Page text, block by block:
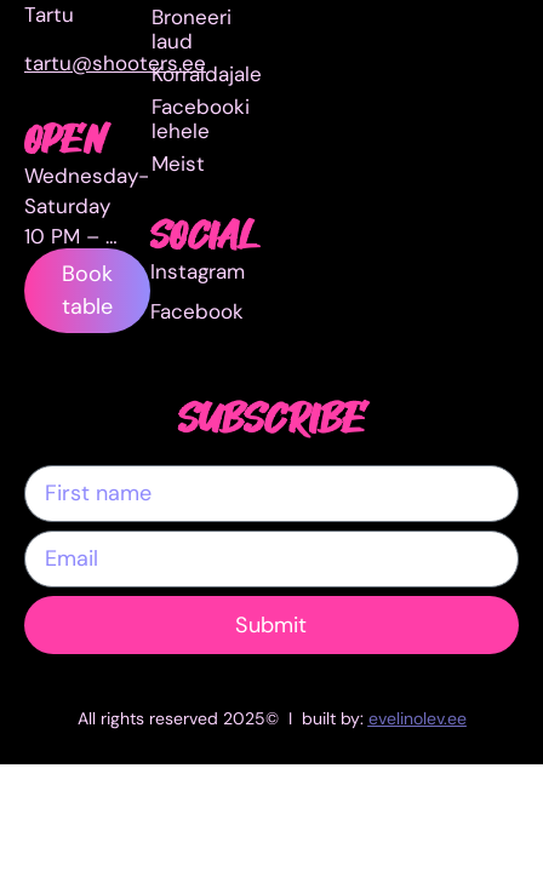
Tartu
tartu@shooters.ee
OPEN
Wednesday-
Saturday
10 PM – …
Book
table
Broneeri
laud
Korraldajale
Facebooki
lehele
Meist
SOCIAL
Instagram
Facebook
SUBSCRIBE
Submit
All rights reserved 2025© I built by: evelinolev.ee